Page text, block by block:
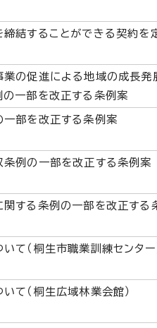
結することができる契約を
の促進による地域の成長
一部を改正する条例案
部を改正する条例案
例の一部を改正する条例案
する条例の一部を改正する
て（桐生市職業訓練センター
て（桐生広域林業会館）